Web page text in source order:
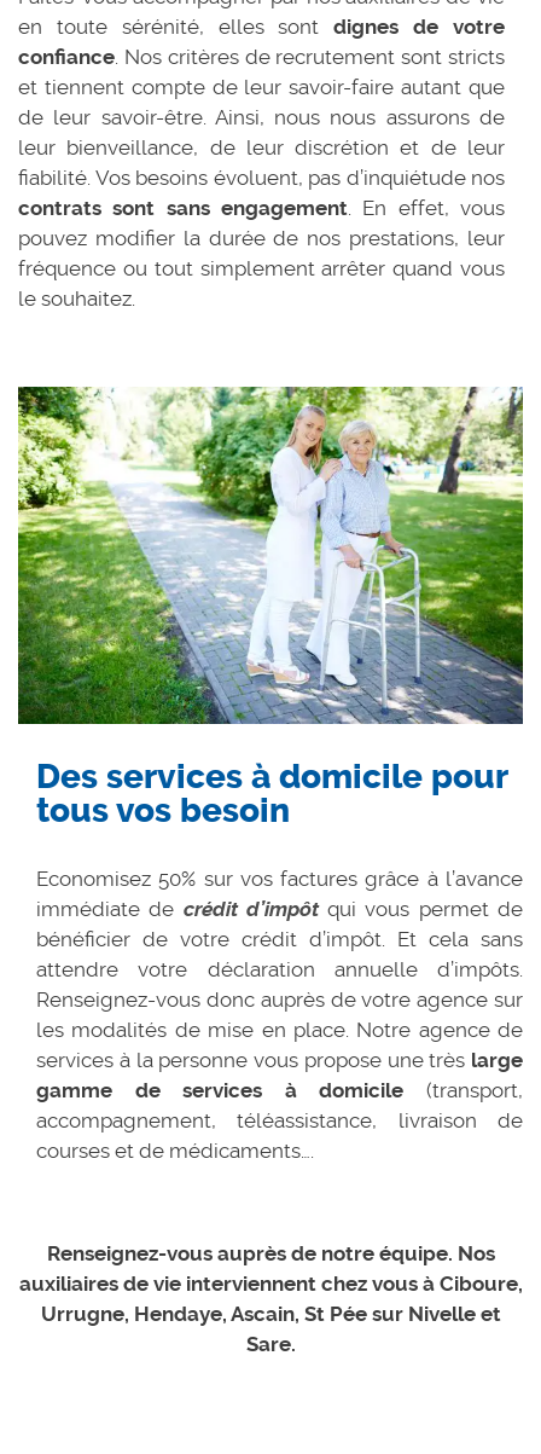
en toute sérénité, elles sontdignes de votre
confiance. Nos critères de recrutement sont stricts
et tiennent compte de leur savoir-faire autant que
de leur savoir-être. Ainsi, nous nous assurons de
leur bienveillance, de leur discrétion et de leur
fiabilité. Vos besoins évoluent, pas d’inquiétude nos
contrats sont sans engagement. En effet, vous
pouvez modifier la durée de nos prestations, leur
fréquence ou tout simplement arrêter quand vous
le souhaitez.
Des services à domicile pour
tous vos besoin
Economisez 50% sur vos factures grâce à l’avance
immédiate de crédit d’impôtqui vous permet de
bénéficier de votre crédit d’impôt. Et cela sans
attendre votre déclaration annuelle d’impôts.
Renseignez-vous donc auprès de votre agence sur
les modalités de mise en place. Notre agence de
services à la personne vous propose une très large
gamme de services à domicile (transport,
accompagnement, téléassistance, livraison de
courses et de médicaments….
Renseignez-vous auprès de notre équipe. Nos
auxiliaires de vie interviennent chez vous à Ciboure,
Urrugne, Hendaye, Ascain, St Pée sur Nivelle et
Sare.